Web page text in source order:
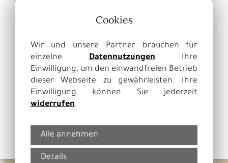
Cookies
Wir und unsere Partner brauchen für
einzelneDatennutzungenIhre
Einwilligung, um den einwandfreien Betrieb
dieser Webseite zu gewährleisten. Ihre
Einwilligung können Sie jederzeit
widerrufen.
Alle annehmen
Details